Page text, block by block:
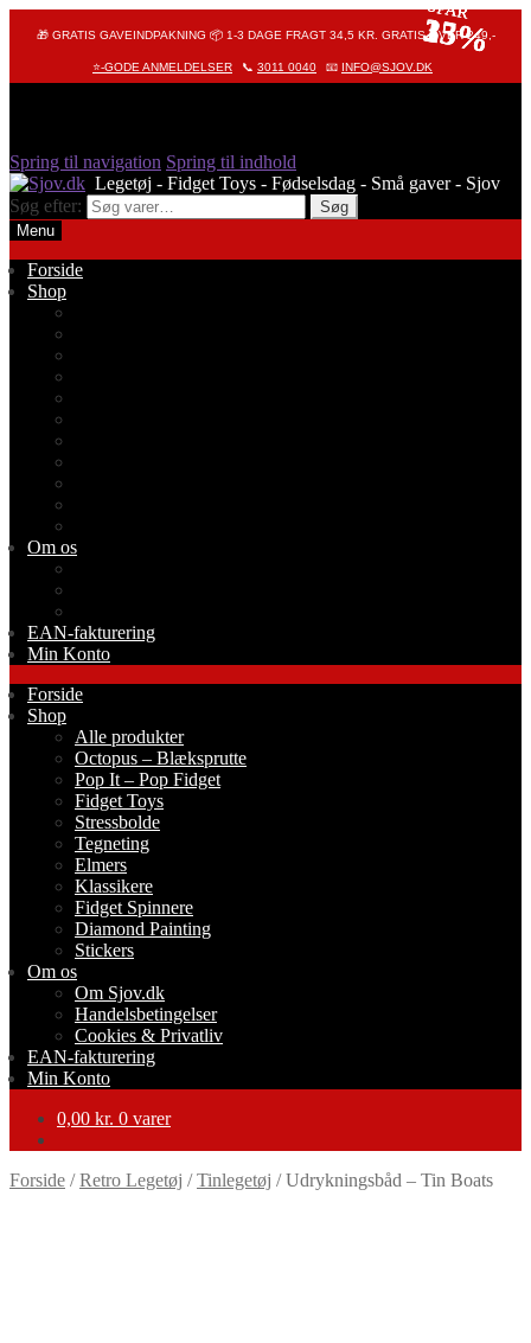
🎁 GRATIS GAVEINDPAKNING 📦 1-3 DAGE FRAGT 34,5 KR. GRATIS OVER 249,-
⭐-GODE ANMELDELSER 📞 3011 0040 📧 INFO@SJOV.DK
Spring til navigation Spring til indhold
Søg efter:
Søg
Menu
Forside
Shop
Om os
EAN-fakturering
Min Konto
Forside
Shop
Alle produkter
Octopus – Blæksprutte
Pop It – Pop Fidget
Fidget Toys
Stressbolde
Tegneting
Elmers
Klassikere
Fidget Spinnere
Diamond Painting
Stickers
Om os
Om Sjov.dk
Handelsbetingelser
Cookies & Privatliv
EAN-fakturering
Min Konto
0,00 kr. 0 varer
Forside /Retro Legetøj /Tinlegetøj /Udrykningsbåd – Tin Boats
SPAR
33%
SPAR
25%
SPAR
15%